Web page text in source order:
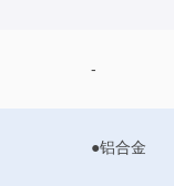
-
●铝合金